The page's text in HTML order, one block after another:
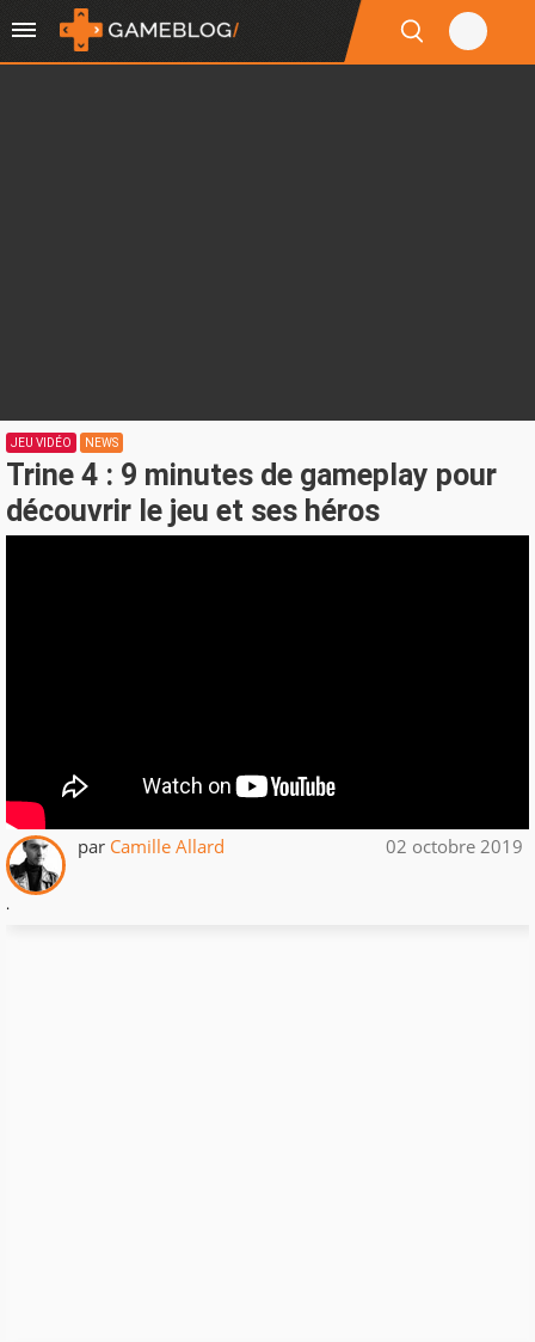
JEU VIDÉO NEWS
Trine 4 : 9 minutes de gameplay pour
découvrir le jeu et ses héros
par Camille Allard 02 octobre 2019
.